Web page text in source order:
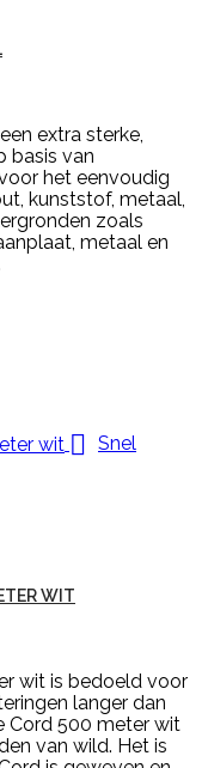
extra sterke,
basis van
het eenvoudig
kunststof, metaal,
zoals
metaal en
 Snel
WIT
wit is bedoeld voor
langer dan
Cord 500 meter wit
van wild. Het is